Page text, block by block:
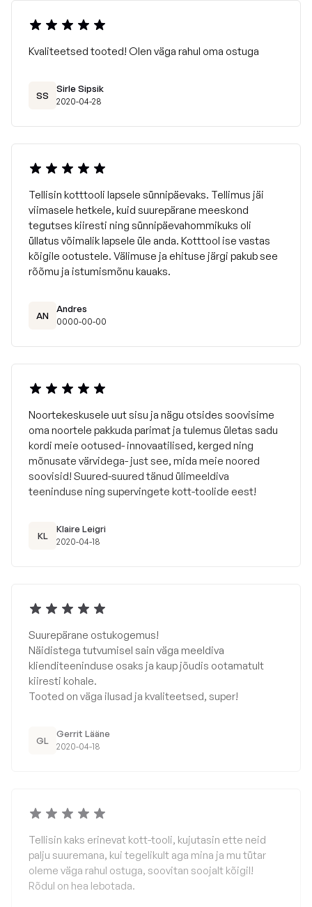
Kvaliteetsed tooted! Olen väga rahul oma ostuga
SS
Sirle Sipsik
2020-04-28
Tellisin kotttooli lapsele sünnipäevaks. Tellimus jäi
viimasele hetkele, kuid suurepärane meeskond
tegutses kiiresti ning sünnipäevahommikuks oli
üllatus võimalik lapsele üle anda. Kotttool ise vastas
kõigile ootustele. Välimuse ja ehituse järgi pakub see
rõõmu ja istumismõnu kauaks.
AN
Andres
0000-00-00
Noortekeskusele uut sisu ja nägu otsides soovisime
oma noortele pakkuda parimat ja tulemus ületas sadu
kordi meie ootused- innovaatilised, kerged ning
mõnusate värvidega- just see, mida meie noored
soovisid! Suured-suured tänud ülimeeldiva
teeninduse ning supervingete kott-toolide eest!
KL
Klaire Leigri
2020-04-18
Suurepärane ostukogemus!
Näidistega tutvumisel sain väga meeldiva
klienditeeninduse osaks ja kaup jõudis ootamatult
kiiresti kohale.
Tooted on väga ilusad ja kvaliteetsed, super!
GL
Gerrit Lääne
2020-04-18
Tellisin kaks erinevat kott-tooli, kujutasin ette neid
palju suuremana, kui tegelikult aga mina ja mu tütar
oleme väga rahul ostuga, soovitan soojalt kõigil!
Rõdul on hea lebotada.